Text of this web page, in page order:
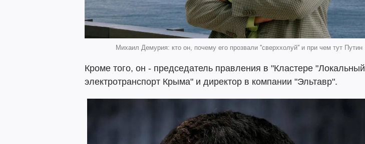
Михаил Демурия: кто он, почему его прозвали ''сверххолуй'' и при чем тут Путин
Кроме того, он - председатель правления в "Кластере "Локальный
электротранспорт Крыма" и директор в компании "Эльтавр".